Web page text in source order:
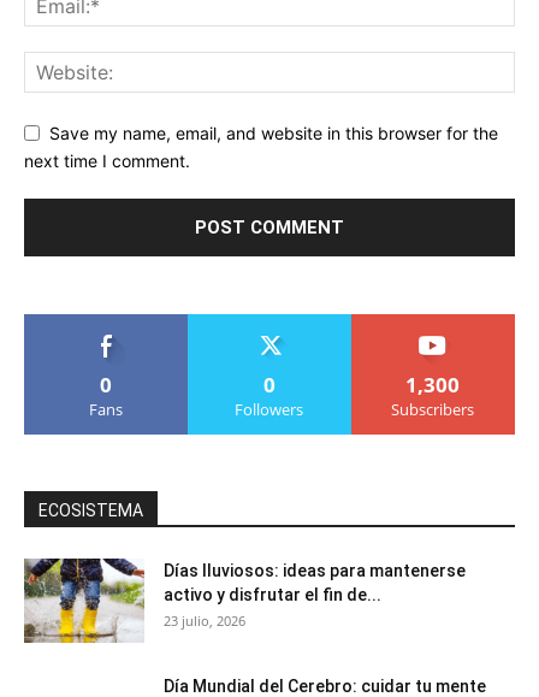
Save my name, email, and website in this browser for the
next time I comment.
0
Fans
0
Followers
1,300
Subscribers
ECOSISTEMA
Días lluviosos: ideas para mantenerse
activo y disfrutar el fin de...
23 julio, 2026
Día Mundial del Cerebro: cuidar tu mente